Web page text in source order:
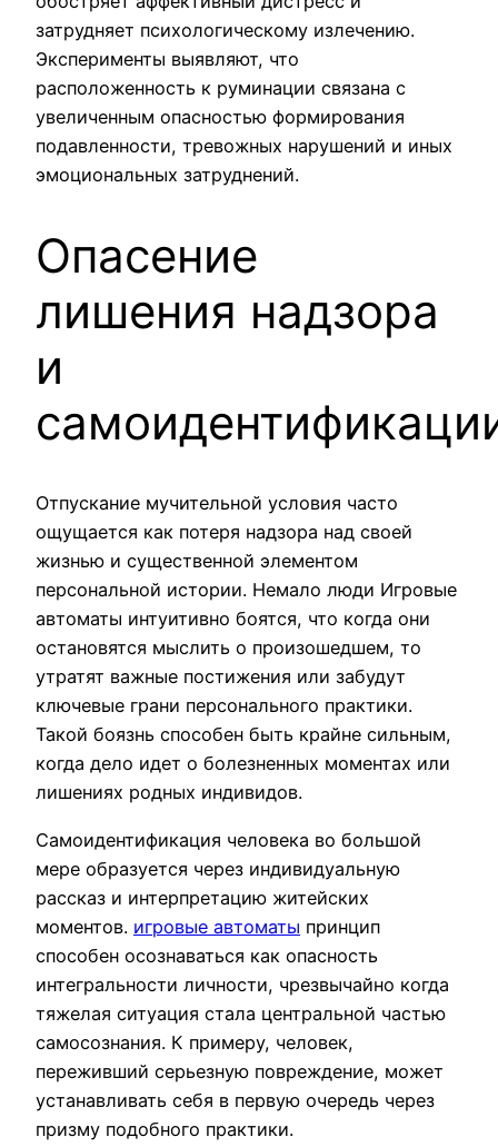
затрудняет психологическому излечению.
Эксперименты выявляют, что
расположенность к руминации связана с
увеличенным опасностью формирования
подавленности, тревожных нарушений и иных
эмоциональных затруднений.
Опасение
лишения надзора
и
Отпускание мучительной условия часто
ощущается как потеря надзора над своей
жизнью и существенной элементом
персональной истории. Немало люди Игровые
автоматы интуитивно боятся, что когда они
остановятся мыслить о произошедшем, то
утратят важные постижения или забудут
ключевые грани персонального практики.
Такой боязнь способен быть крайне сильным,
когда дело идет о болезненных моментах или
лишениях родных индивидов.
Самоидентификация человека во большой
мере образуется через индивидуальную
рассказ и интерпретацию житейских
моментов. игровые автоматы принцип
способен осознаваться как опасность
интегральности личности, чрезвычайно когда
тяжелая ситуация стала центральной частью
самосознания. К примеру, человек,
переживший серьезную повреждение, может
устанавливать себя в первую очередь через
призму подобного практики.